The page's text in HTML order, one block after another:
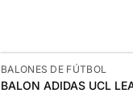
-10%
BALONES DE FÚTBOL
BALON ADIDAS UCL